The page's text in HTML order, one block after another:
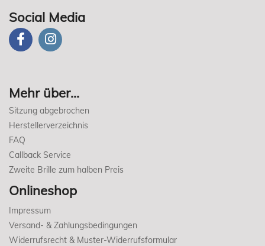
Social Media
Mehr über...
Sitzung abgebrochen
Herstellerverzeichnis
FAQ
Callback Service
Zweite Brille zum halben Preis
Onlineshop
Impressum
Versand- & Zahlungsbedingungen
Widerrufsrecht & Muster-Widerrufsformular